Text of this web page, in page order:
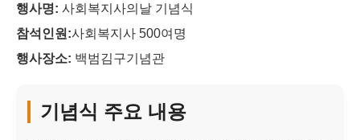
행사명: 사회복지사의날 기념식
참석인원:사회복지사 500여명
행사장소: 백범김구기념관
기념식 주요 내용